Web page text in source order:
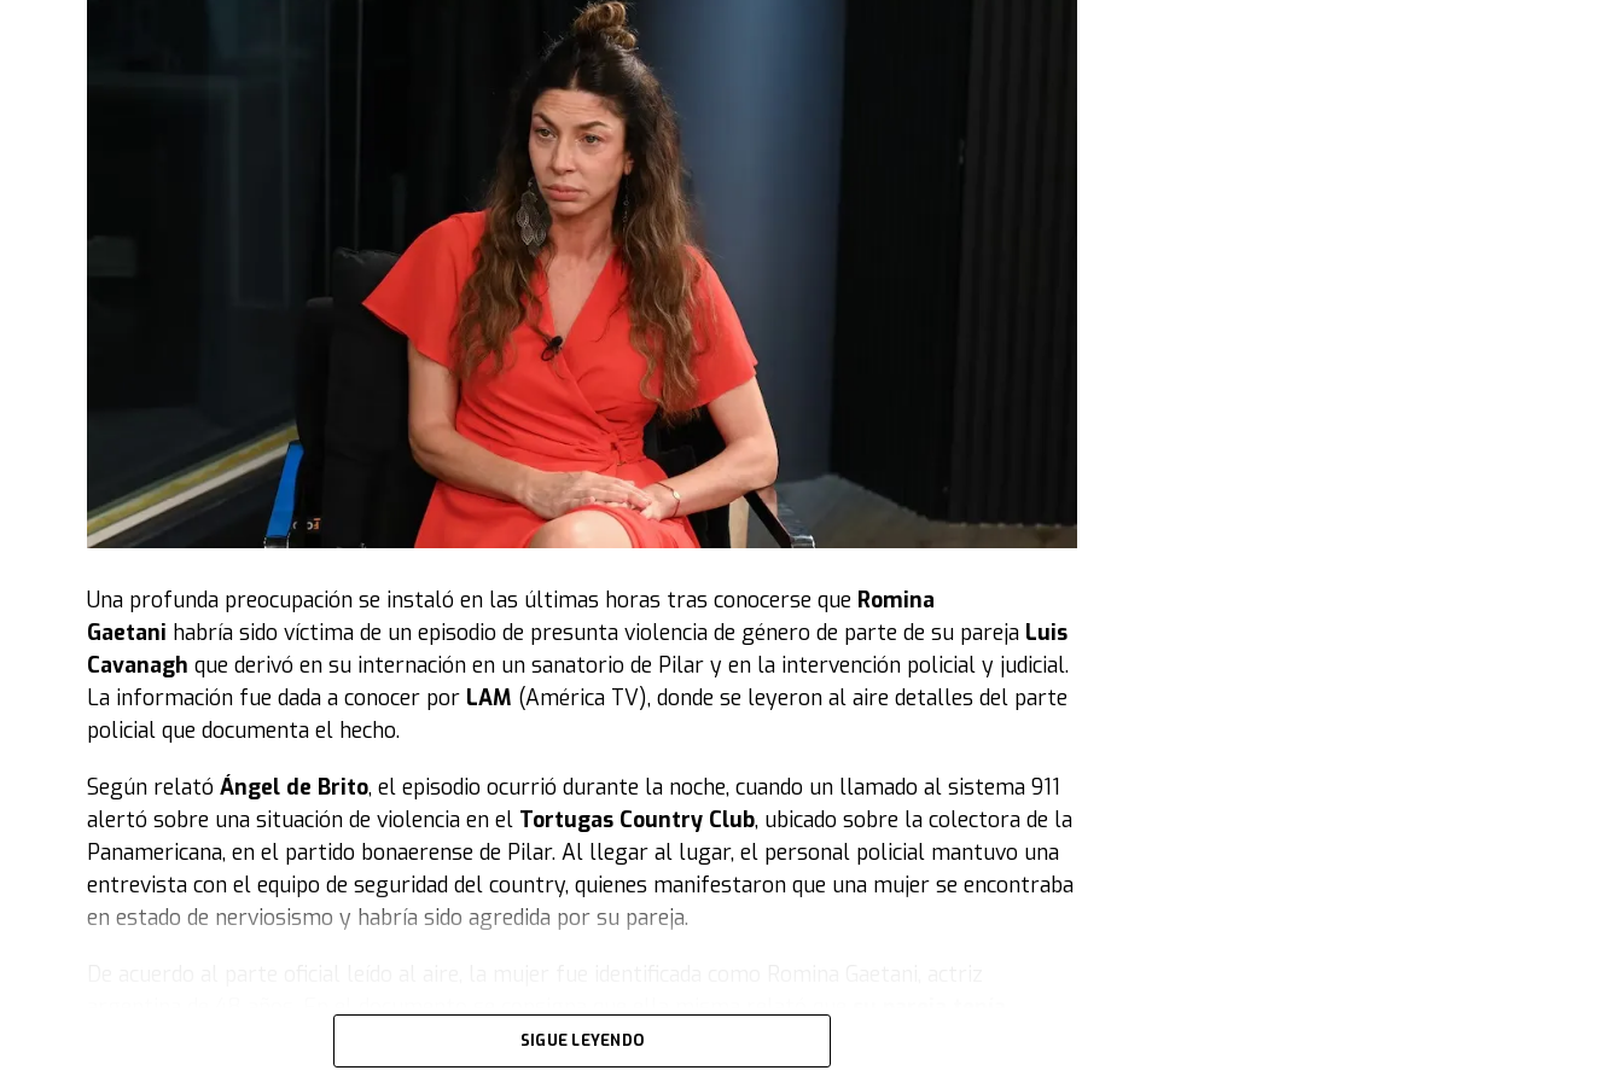
Tenés que repetir siempre: es un músculo que solo
“¿Cuánto tiempo estuviste para aprenderte las frases?“, buscó saber este medio. ”Llegaba muy
afilada al set, porque le tengo mucho respeto al equipo técnico, pero el aprendizaje llevó
, por ejemplo. No era una sola frase, eran muchas, y las iba trabajando
Hace muy poco, Chaves había comentado que la serie significó mucho para ella, pero que fue lo más
Lo sigue ratificando .
“Sobre todo a nivel integral: profesional y personal. Era mucha carga. Mi personaje es el nombre de
la serie, entonces el peso de llevar la historia fue muy fuerte. Fue complicado tener tantas escenas y
filmar en un mismo día situaciones tan distintas entre sí. Muy complejo.
nivel de dificultad, y no me gusta comparar, pero a grandes rasgos sí, fue uno de los más difíciles”,
enfatizó.
Cómo es la segunda temporada de la serie “Máxima”
A través de seis nuevos episodios, la segunda temporada de Máxima, que emite HBO Max
en la etapa más adulta de la reina de los Países Bajos. Es el momento en el que ella intenta
consolidar su rol dentro de la familia real y tiene que dejar de lado algunos deseos personales.
“¿Cómo te sentiste con el personaje que es diferente al de la primera temporada?“, preguntó
“Hay algo de lo que pasa con Máxima a partir de que entra a la familia real y lo que significa después
estar en ese lugar. No es que todo termina una vez que ella es parte,sino que empieza la búsqueda
de encontrar su lugar,su voz, lo que se espera de ella y también lo que ella pretende de este nuevo
espacio que quiere ocupar, más allá de ser madre o de traer a las próximas generaciones de reyes y
Chaves dijo que su personaje “tiene que aprender la humildad” en la sociedad en la que está buscando
insertarse. Por eso, de a poco, va mutando sus formas.
Una profunda preocupación se instaló en las últimas horas tras conocerse que Romina
Gaetani habría sido víctima de un episodio de presunta violencia de género de parte de su pareja Luis
Cavanagh que derivó en su internación en un sanatorio de Pilar y en la intervención policial y judicial.
La información fue dada a conocer por LAM (América TV), donde se leyeron al aire detalles del parte
policial que documenta el hecho.
Según relató Ángel de Brito, el episodio ocurrió durante la noche, cuando un llamado al sistema 911
alertó sobre una situación de violencia en el Tortugas Country Club, ubicado sobre la colectora de la
Panamericana, en el partido bonaerense de Pilar. Al llegar al lugar, el personal policial mantuvo una
entrevista con el equipo de seguridad del country, quienes manifestaron que una mujer se encontraba
en estado de nerviosismo y habría sido agredida por su pareja.
Ante ese cuadro, se solicitó la presencia de una
ambulancia del SAME, que dispuso su traslado al Hospital Central de Pilar debido a su estado de
SIGUE LEYENDO